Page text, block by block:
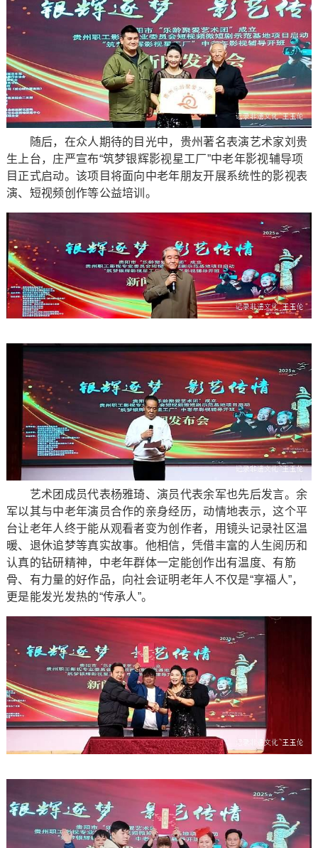
随后，在众人期待的目光中，贵州著名表演艺术家刘贵
生上台，庄严宣布“筑梦银辉影视星工厂”中老年影视辅导项
目正式启动。该项目将面向中老年朋友开展系统性的影视表
演、短视频创作等公益培训。
艺术团成员代表杨雅琦、演员代表余军也先后发言。余
军以其与中老年演员合作的亲身经历，动情地表示，这个平
台让老年人终于能从观看者变为创作者，用镜头记录社区温
暖、退休追梦等真实故事。他相信，凭借丰富的人生阅历和
认真的钻研精神，中老年群体一定能创作出有温度、有筋
骨、有力量的好作品，向社会证明老年人不仅是“享福人”，
更是能发光发热的“传承人”。